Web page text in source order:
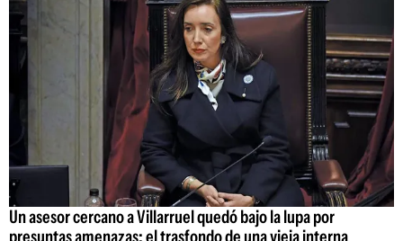
Un asesor cercano a Villarruel quedó bajo la lupa por
presuntas amenazas: el trasfondo de una vieja interna